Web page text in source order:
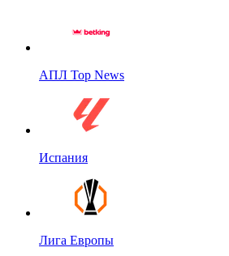
АПЛ Top News
Испания
Лига Европы